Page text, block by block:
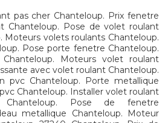
pas cher Chanteloup. Prix fenetre
Chanteloup. Pose de volet roulant
Moteurs volets roulants Chanteloup.
Pose porte fenetre Chanteloup.
Moteurs volet roulant
avec volet roulant Chanteloup.
pvc Chanteloup. Porte metallique
Chanteloup. Installer volet roulant
Chanteloup. Pose de fenetre
metallique Chanteloup. Moteur